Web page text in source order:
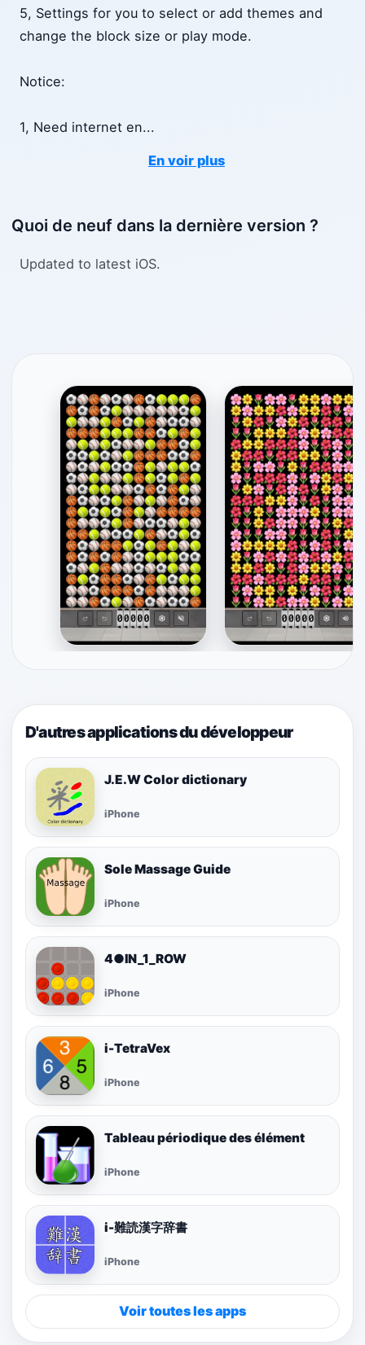
5, Settings for you to select or add themes and
change the block size or play mode.
Notice:
1, Need internet en...
En voir plus
Quoi de neuf dans la dernière version ?
Updated to latest iOS.
D'autres applications du développeur
J.E.W Color dictionary
iPhone
Sole Massage Guide
iPhone
4●IN_1_ROW
iPhone
i-TetraVex
iPhone
Tableau périodique des élément
iPhone
i-難読漢字辞書
iPhone
Voir toutes les apps